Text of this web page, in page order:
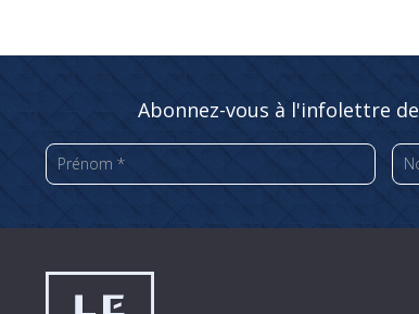
Abonnez-vous à l'infolettre de